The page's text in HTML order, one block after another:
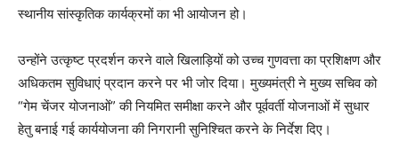
स्थानीय सांस्कृतिक कार्यक्रमों का भी आयोजन हो।
उन्होंने उत्कृष्ट प्रदर्शन करने वाले खिलाड़ियों को उच्च गुणवत्ता का प्रशिक्षण और
अधिकतम सुविधाएं प्रदान करने पर भी जोर दिया। मुख्यमंत्री ने मुख्य सचिव को
“गेम चेंजर योजनाओं” की नियमित समीक्षा करने और पूर्ववर्ती योजनाओं में सुधार
हेतु बनाई गई कार्ययोजना की निगरानी सुनिश्चित करने के निर्देश दिए।